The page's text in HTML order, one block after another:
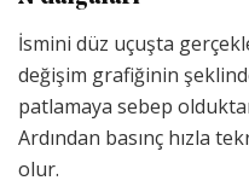
İsmini düz uçuşta
değişim grafiğinin
patlamaya sebep
Ardından basınç hızla
olur.